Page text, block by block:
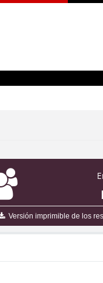
Versión imprimible de los